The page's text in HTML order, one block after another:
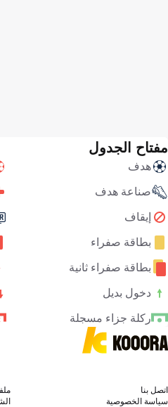
مفتاح الجدول
هدف
صناعة هدف
إيقاف
بطاقة صفراء
بطاقة صفراء ثانية
دخول بديل
ركلة جزاء مسجلة
اتصل بنا
سياسة الخصوصية